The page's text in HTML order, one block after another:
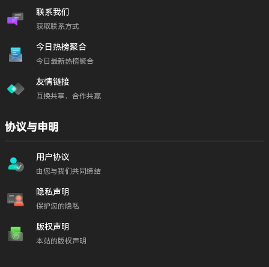
联系我们
获取联系方式
今日热榜聚合
今日最新热榜聚合
友情链接
互换共享，合作共赢
协议与申明
用户协议
由您与我们共同缔结
隐私声明
保护您的隐私
版权声明
本站的版权声明